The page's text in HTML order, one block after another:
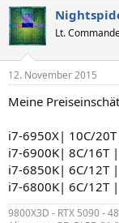
Lt.
12. November 2015
Meine
i7-6950X| 10C/
i7-6900K| 8C/16T
i7-6850K| 6C/12T
i7-6800K| 6C/12T
9800X3D - RTX 5090 -